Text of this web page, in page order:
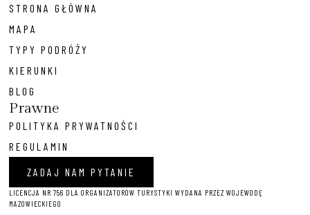
STRONA GŁÓWNA
MAPA
TYPY PODRÓŻY
KIERUNKI
BLOG
Prawne
POLITYKA PRYWATNOŚCI
REGULAMIN
ZADAJ NAM PYTANIE
LICENCJA NR 756 DLA ORGANIZATORÓW TURYSTYKI WYDANA PRZEZ WOJEWODĘ
MAZOWIECKIEGO